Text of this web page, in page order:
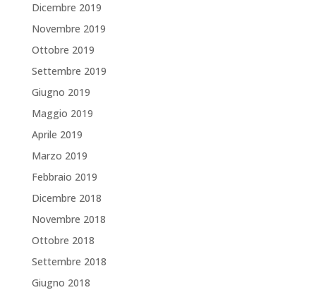
Dicembre 2019
Novembre 2019
Ottobre 2019
Settembre 2019
Giugno 2019
Maggio 2019
Aprile 2019
Marzo 2019
Febbraio 2019
Dicembre 2018
Novembre 2018
Ottobre 2018
Settembre 2018
Giugno 2018